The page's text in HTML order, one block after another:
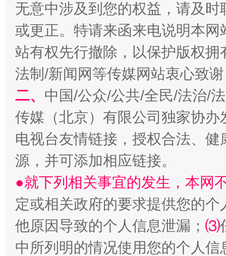
揭开“小金库”的免责幌子
无意中涉及到您的权益，请及
或更正。特请来函来电说明本
站有权先行撤除，以保护版权
法制/新闻网等传媒网站衷心致
二、 中国/公众/公共/全民/法治/
传媒（北京）有限公司独家协
电视台友情链接，授权合法、
源，并可添加相应链接。
●就下列相关事宜的发生，本网
定或相关政府的要求提供您的个
他原因导致的个人信息泄漏； ⑶
中所列明的情况使用您的个人